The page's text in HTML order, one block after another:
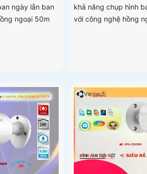
ngày lẫn ban
ngoại 50m
khả năng chụp hình
với công nghệ hồng